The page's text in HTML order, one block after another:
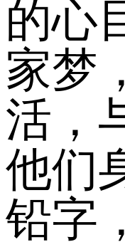
的心
家梦
活，
他们
铅字